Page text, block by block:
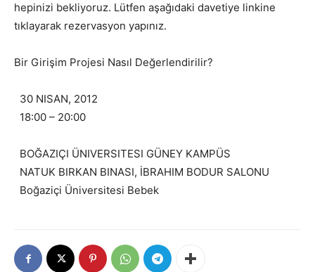
hepinizi bekliyoruz. Lütfen aşağıdaki davetiye linkine
tıklayarak rezervasyon yapınız.
Bir Girişim Projesi Nasıl Değerlendirilir?
30 NISAN, 2012
18:00 – 20:00
BOĞAZIÇI ÜNIVERSITESI GÜNEY KAMPÜS
NATUK BIRKAN BINASI, İBRAHIM BODUR SALONU
Boğaziçi Üniversitesi Bebek